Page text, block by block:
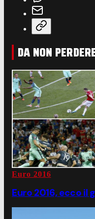
DA NON
Euro 2016
Euro 2016, ecco il